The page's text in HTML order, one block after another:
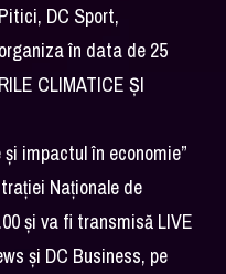
DC Sport,
în data de 25
CLIMATICE ȘI
impactul în economie”
Naționale de
și va fi transmisă LIVE
și DC Business, pe